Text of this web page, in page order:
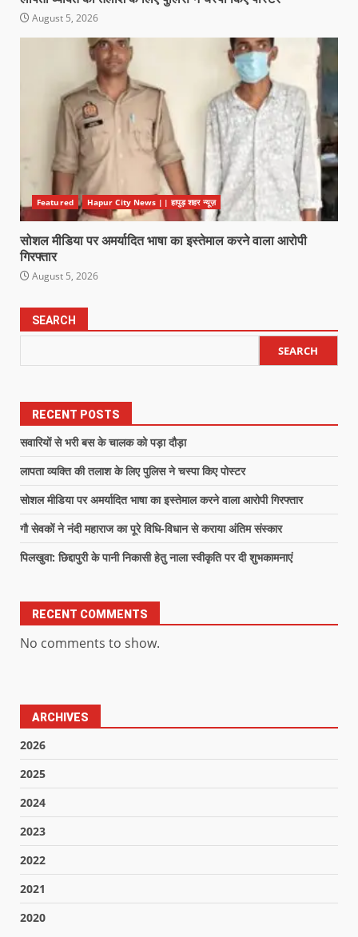
August 5, 2026
Featured Hapur City News || हापुड़ शहर न्यूज़
सोशल मीडिया पर अमर्यादित भाषा का इस्तेमाल करने वाला आरोपी
गिरफ्तार
August 5, 2026
SEARCH
SEARCH
RECENT POSTS
सवारियों से भरी बस के चालक को पड़ा दौड़ा
लापता व्यक्ति की तलाश के लिए पुलिस ने चस्पा किए पोस्टर
सोशल मीडिया पर अमर्यादित भाषा का इस्तेमाल करने वाला आरोपी गिरफ्तार
गौ सेवकों ने नंदी महाराज का पूरे विधि-विधान से कराया अंतिम संस्कार
पिलखुवा: छिद्दापुरी के पानी निकासी हेतु नाला स्वीकृति पर दी शुभकामनाएं
RECENT COMMENTS
No comments to show.
ARCHIVES
2026
2025
2024
2023
2022
2021
2020